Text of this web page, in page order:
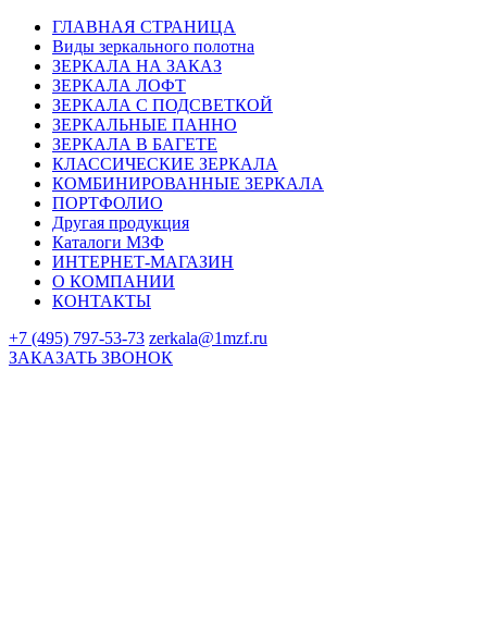
ГЛАВНАЯ СТРАНИЦА
Виды зеркального полотна
ЗЕРКАЛА НА ЗАКАЗ
ЗЕРКАЛА ЛОФТ
ЗЕРКАЛА С ПОДСВЕТКОЙ
ЗЕРКАЛЬНЫЕ ПАННО
ЗЕРКАЛА В БАГЕТЕ
КЛАССИЧЕСКИЕ ЗЕРКАЛА
КОМБИНИРОВАННЫЕ ЗЕРКАЛА
ПОРТФОЛИО
Другая продукция
Каталоги МЗФ
ИНТЕРНЕТ-МАГАЗИН
О КОМПАНИИ
КОНТАКТЫ
+7 (495) 797-53-73 zerkala@1mzf.ru
ЗАКАЗАТЬ ЗВОНОК